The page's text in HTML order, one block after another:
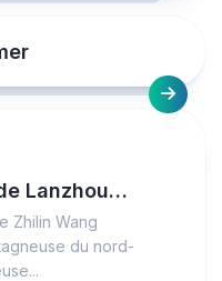
Lanzhou…
Zhilin Wang
du nord-